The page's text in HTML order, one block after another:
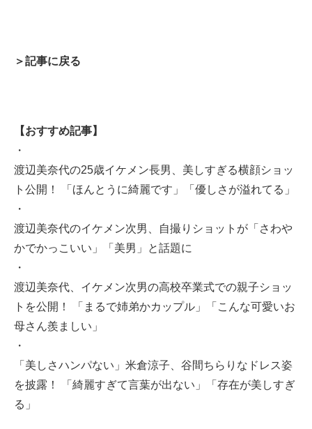
＞記事に戻る
【おすすめ記事】
・
渡辺美奈代の25歳イケメン長男、美しすぎる横顔ショッ
ト公開！ 「ほんとうに綺麗です」「優しさが溢れてる」
・
渡辺美奈代のイケメン次男、自撮りショットが「さわや
かでかっこいい」「美男」と話題に
・
渡辺美奈代、イケメン次男の高校卒業式での親子ショッ
トを公開！ 「まるで姉弟かカップル」「こんな可愛いお
母さん羨ましい」
・
「美しさハンパない」米倉涼子、谷間ちらりなドレス姿
を披露！ 「綺麗すぎて言葉が出ない」「存在が美しすぎ
る」